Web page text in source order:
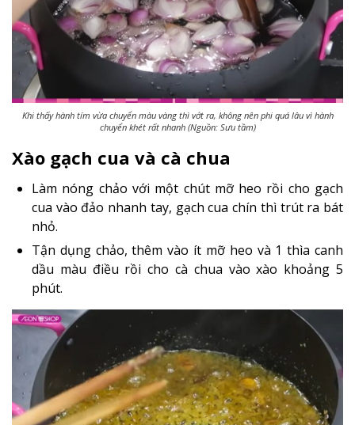
Khi thấy hành tím vừa chuyển màu vàng thì vớt ra, không nên phi quá lâu vì hành
chuyển khét rất nhanh (Nguồn: Sưu tầm)
Xào gạch cua và cà chua
Làm nóng chảo với một chút mỡ heo rồi cho gạch
cua vào đảo nhanh tay, gạch cua chín thì trút ra bát
nhỏ.
Tận dụng chảo, thêm vào ít mỡ heo và 1 thìa canh
dầu màu điều rồi cho cà chua vào xào khoảng 5
phút.